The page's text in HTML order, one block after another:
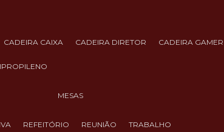
CADEIRA CAIXA CADEIRA DIRETOR CADEIRA GAMER
MESAS
REFEITÓRIO REUNIÃO TRABALHO